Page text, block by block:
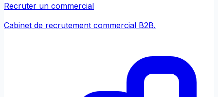
Recruter un commercial
Cabinet de recrutement commercial B2B.